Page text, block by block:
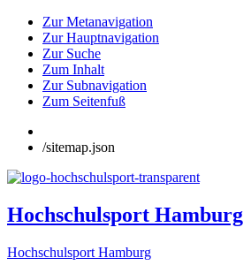
Zur Metanavigation
Zur Hauptnavigation
Zur Suche
Zum Inhalt
Zur Subnavigation
Zum Seitenfuß
/sitemap.json
Hochschulsport Hamburg
Hochschulsport Hamburg